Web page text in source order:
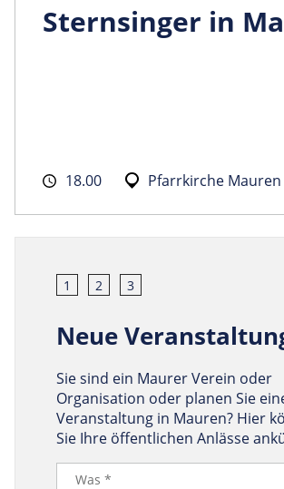
Sternsinger in
18.00 Pfarrkirche Mauren
1 2 3
Neue
Sie sind ein Maurer Verein oder
Organisation oder planen Sie
Veranstaltung in Mauren? Hier
Sie Ihre öffentlichen Anlässe
Was *